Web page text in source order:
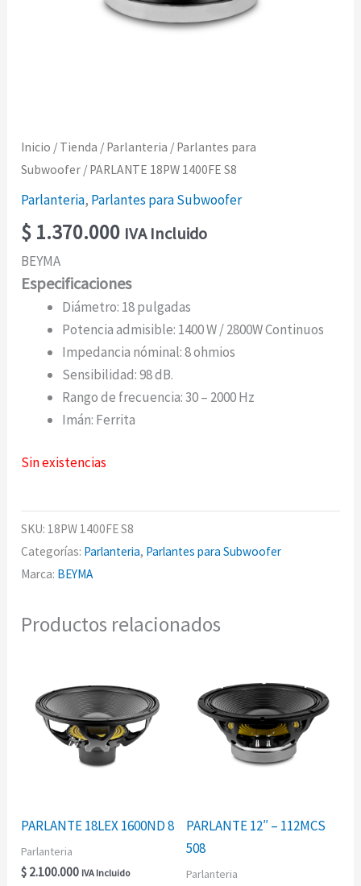
Inicio / Tienda / Parlanteria / Parlantes para
Subwoofer / PARLANTE 18PW 1400FE S8
Parlanteria, Parlantes para Subwoofer
$ 1.370.000 IVA Incluido
BEYMA
Especificaciones
Diámetro: 18 pulgadas
Potencia admisible: 1400 W / 2800W Continuos
Impedancia nóminal: 8 ohmios
Sensibilidad: 98 dB.
Rango de frecuencia: 30 – 2000 Hz
Imán: Ferrita
Sin existencias
SKU: 18PW 1400FE S8
Categorías: Parlanteria, Parlantes para Subwoofer
Marca: BEYMA
Productos relacionados
PARLANTE 18LEX 1600ND 8
Parlanteria
$ 2.100.000 IVA Incluido
PARLANTE 12″ – 112MCS
508
Parlanteria